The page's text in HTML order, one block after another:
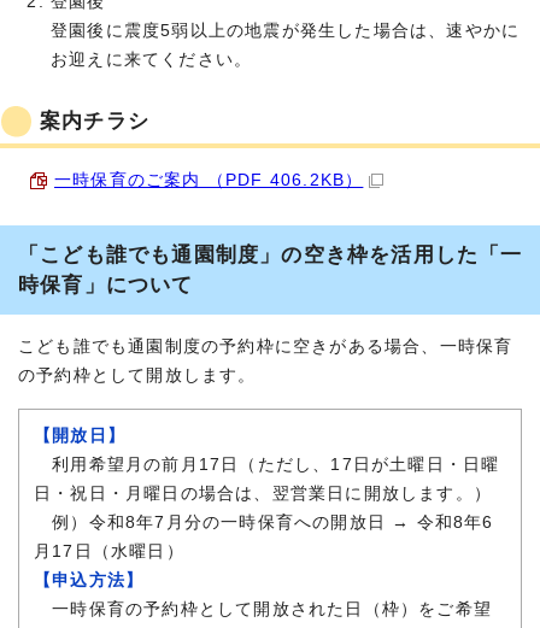
登園後に震度5弱以上の地震が発生した場合は、速やかに
お迎えに来てください。
案内チラシ
一時保育のご案内 （PDF 406.2KB）
「こども誰でも通園制度」の空き枠を活用した「一
時保育」について
こども誰でも通園制度の予約枠に空きがある場合、一時保育
の予約枠として開放します。
【開放日】
利用希望月の前月17日（ただし、17日が土曜日・日曜
日・祝日・月曜日の場合は、翌営業日に開放します。）
例）令和8年7月分の一時保育への開放日 → 令和8年6
月17日（水曜日）
【申込方法】
一時保育の予約枠として開放された日（枠）をご希望